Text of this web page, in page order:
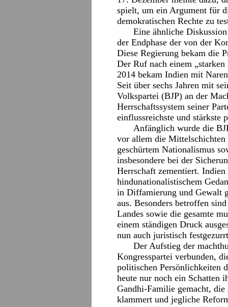
spielt, um ein Argument für
demokratischen Rechte zu
Eine ähnliche
der Endphase der von der
Diese Regierung bekam die
Der Ruf nach einem
2014 bekam Indien mit
Seit über sechs Jahren mit
Volkspartei (BJP) an der
Herrschaftssystem seiner
einflussreichste und
Anfänglich wurde die
vor allem die Mittelschichten
geschürtem Nationalismus
insbesondere bei der
Herrschaft zementiert.
hindunationalistischem
in Diffamierung und Gewalt
aus. Besonders betroffen
Landes sowie die gesamte
einem ständigen Druck
nun auch juristisch
Der Aufstieg der
Kongresspartei verbunden,
politischen Persönlichkeiten
heute nur noch ein Schatten
Gandhi-Familie gemacht,
klammert und jegliche